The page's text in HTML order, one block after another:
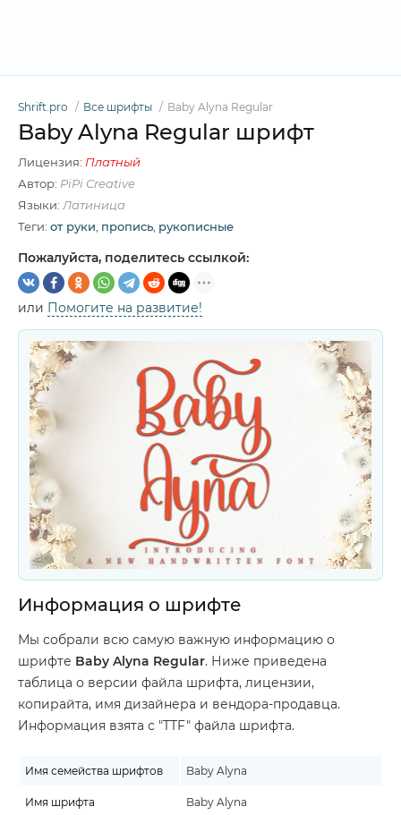
Shrift.pro Все шрифты Baby Alyna Regular
Baby Alyna Regular шрифт
Лицензия: Платный
Автор: PiPi Creative
Языки: Латиница
Теги: от руки пропись рукописные
Пожалуйста, поделитесь ссылкой:
или Помогите на развитие!
Информация о шрифте
Мы собрали всю самую важную информацию о
шрифте Baby Alyna Regular. Ниже приведена
таблица о версии файла шрифта, лицензии,
копирайта, имя дизайнера и вендора-продавца.
Информация взята с "TTF" файла шрифта.
Имя семейства шрифтов Baby Alyna
Имя шрифта Baby Alyna